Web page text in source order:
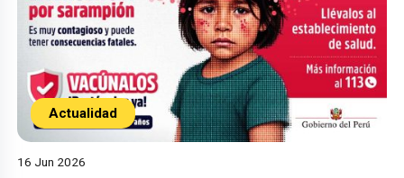
Actualidad
16 Jun 2026